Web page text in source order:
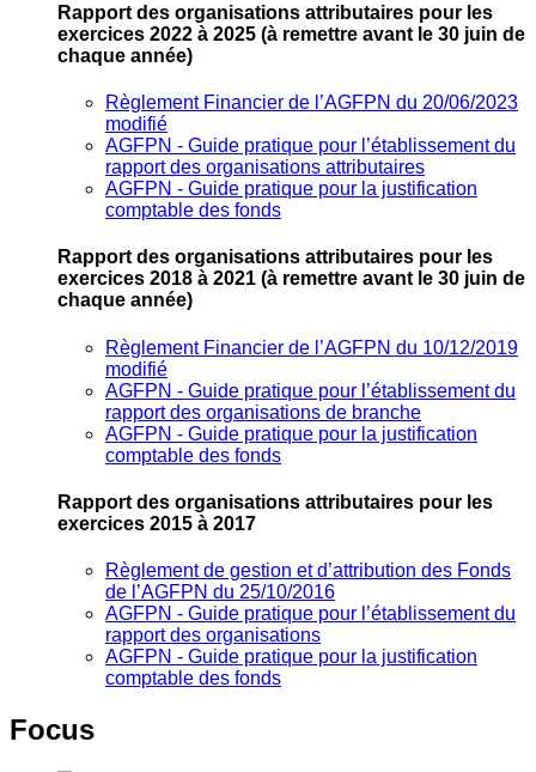
Rapport des organisations attributaires pour les
exercices 2022 à 2025 (à remettre avant le 30 juin de
chaque année)
Règlement Financier de l’AGFPN du 20/06/2023
modifié
AGFPN ‐ Guide pratique pour l’établissement du
rapport des organisations attributaires
AGFPN ‐ Guide pratique pour la justification
comptable des fonds
Rapport des organisations attributaires pour les
exercices 2018 à 2021 (à remettre avant le 30 juin de
chaque année)
Règlement Financier de l’AGFPN du 10/12/2019
modifié
AGFPN ‐ Guide pratique pour l’établissement du
rapport des organisations de branche
AGFPN ‐ Guide pratique pour la justification
comptable des fonds
Rapport des organisations attributaires pour les
exercices 2015 à 2017
Règlement de gestion et d’attribution des Fonds
de l’AGFPN du 25/10/2016
AGFPN ‐ Guide pratique pour l’établissement du
rapport des organisations
AGFPN ‐ Guide pratique pour la justification
comptable des fonds
Focus